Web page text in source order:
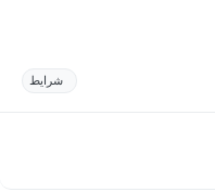
شرایط